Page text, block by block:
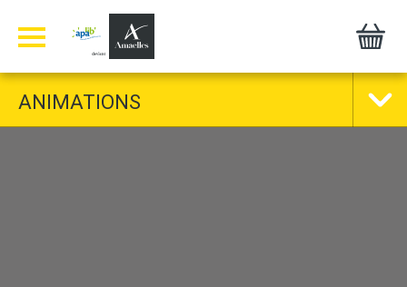
ANIMATIONS
Panneau de gestion des cookies